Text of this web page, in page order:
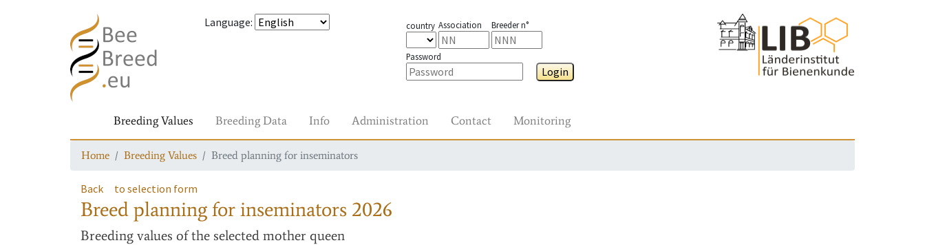
Language: country Association Breeder n°
Password
Login
Breeding Values Breeding Data Info Administration Contact Monitoring
Home Breeding Values Breed planning for inseminators
Back to selection form
Breed planning for inseminators 2026
Breeding values of the selected mother queen